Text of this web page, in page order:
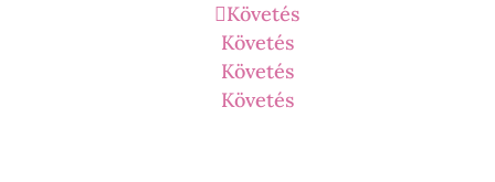
Követés
Követés
Követés
Követés